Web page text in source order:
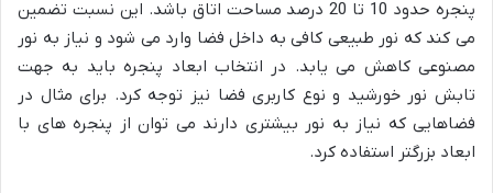
پنجره حدود 10 تا 20 درصد مساحت اتاق باشد. این نسبت تضمین
می کند که نور طبیعی کافی به داخل فضا وارد می شود و نیاز به نور
مصنوعی کاهش می یابد. در انتخاب ابعاد پنجره باید به جهت
تابش نور خورشید و نوع کاربری فضا نیز توجه کرد. برای مثال در
فضاهایی که نیاز به نور بیشتری دارند می توان از پنجره های با
ابعاد بزرگتر استفاده کرد.